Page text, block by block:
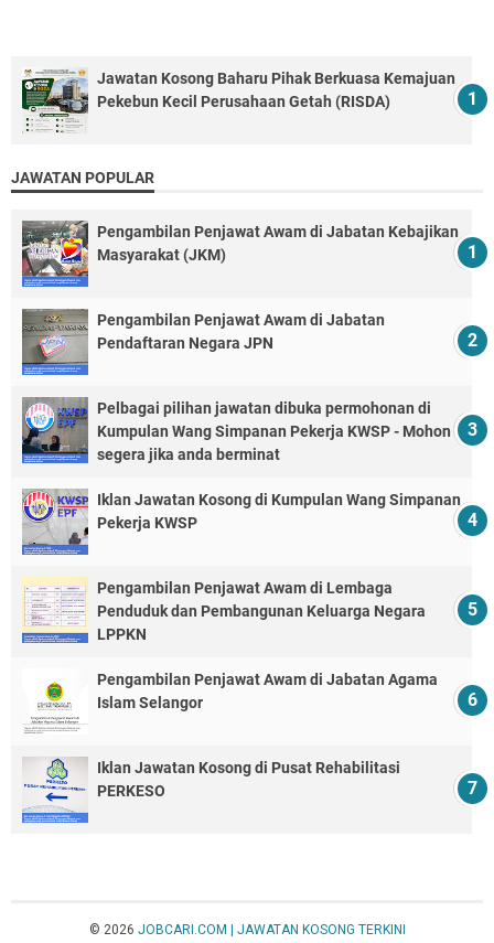
Jawatan Kosong Baharu Pihak Berkuasa Kemajuan
Pekebun Kecil Perusahaan Getah (RISDA)
JAWATAN POPULAR
Pengambilan Penjawat Awam di Jabatan Kebajikan
Masyarakat (JKM)
Pengambilan Penjawat Awam di Jabatan
Pendaftaran Negara JPN
Pelbagai pilihan jawatan dibuka permohonan di
Kumpulan Wang Simpanan Pekerja KWSP - Mohon
segera jika anda berminat
Iklan Jawatan Kosong di Kumpulan Wang Simpanan
Pekerja KWSP
Pengambilan Penjawat Awam di Lembaga
Penduduk dan Pembangunan Keluarga Negara
LPPKN
Pengambilan Penjawat Awam di Jabatan Agama
Islam Selangor
Iklan Jawatan Kosong di Pusat Rehabilitasi
PERKESO
© 2026 JOBCARI.COM | JAWATAN KOSONG TERKINI